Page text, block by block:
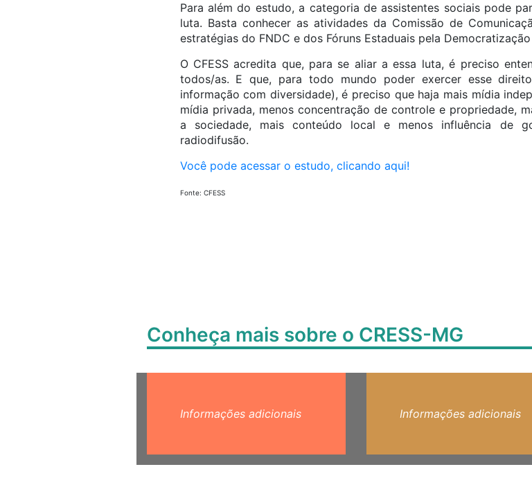
Para além do estudo, a categoria de assistentes sociais pode
luta. Basta conhecer as atividades da Comissão de
estratégias do FNDC e dos Fóruns Estaduais pela
O CFESS acredita que, para se aliar a essa luta, é preciso
todos/as. E que, para todo mundo poder exercer esse
informação com diversidade), é preciso que haja mais mídia
mídia privada, menos concentração de controle e propriedade,
a sociedade, mais conteúdo local e menos influência de
radiodifusão.
Você pode acessar o estudo, clicando aqui!
Fonte: CFESS
Conheça mais sobre o CRESS-MG
Informações adicionais Informações adicionais